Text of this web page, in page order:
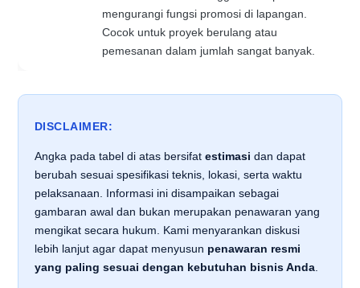
mengurangi fungsi promosi di lapangan.
Cocok untuk proyek berulang atau
pemesanan dalam jumlah sangat banyak.
DISCLAIMER:
Angka pada tabel di atas bersifat estimasi dan dapat
berubah sesuai spesifikasi teknis, lokasi, serta waktu
pelaksanaan. Informasi ini disampaikan sebagai
gambaran awal dan bukan merupakan penawaran yang
mengikat secara hukum. Kami menyarankan diskusi
lebih lanjut agar dapat menyusun penawaran resmi
yang paling sesuai dengan kebutuhan bisnis Anda.